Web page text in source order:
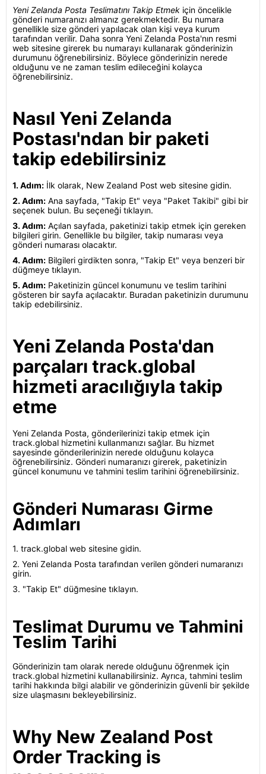
Yeni Zelanda Posta Teslimatını Takip Etmek için öncelikle
gönderi numaranızı almanız gerekmektedir. Bu numara
genellikle size gönderi yapılacak olan kişi veya kurum
tarafından verilir. Daha sonra Yeni Zelanda Posta'nın resmi
web sitesine girerek bu numarayı kullanarak gönderinizin
durumunu öğrenebilirsiniz. Böylece gönderinizin nerede
olduğunu ve ne zaman teslim edileceğini kolayca
öğrenebilirsiniz.
Nasıl Yeni Zelanda
Postası'ndan bir paketi
takip edebilirsiniz
1. Adım: İlk olarak, New Zealand Post web sitesine gidin.
2. Adım: Ana sayfada, "Takip Et" veya "Paket Takibi" gibi bir
seçenek bulun. Bu seçeneği tıklayın.
3. Adım: Açılan sayfada, paketinizi takip etmek için gereken
bilgileri girin. Genellikle bu bilgiler, takip numarası veya
gönderi numarası olacaktır.
4. Adım: Bilgileri girdikten sonra, "Takip Et" veya benzeri bir
düğmeye tıklayın.
5. Adım: Paketinizin güncel konumunu ve teslim tarihini
gösteren bir sayfa açılacaktır. Buradan paketinizin durumunu
takip edebilirsiniz.
Yeni Zelanda Posta'dan
parçaları track.global
hizmeti aracılığıyla takip
etme
Yeni Zelanda Posta, gönderilerinizi takip etmek için
track.global hizmetini kullanmanızı sağlar. Bu hizmet
sayesinde gönderilerinizin nerede olduğunu kolayca
öğrenebilirsiniz. Gönderi numaranızı girerek, paketinizin
güncel konumunu ve tahmini teslim tarihini öğrenebilirsiniz.
Gönderi Numarası Girme
Adımları
1. track.global web sitesine gidin.
2. Yeni Zelanda Posta tarafından verilen gönderi numaranızı
girin.
3. "Takip Et" düğmesine tıklayın.
Teslimat Durumu ve Tahmini
Teslim Tarihi
Gönderinizin tam olarak nerede olduğunu öğrenmek için
track.global hizmetini kullanabilirsiniz. Ayrıca, tahmini teslim
tarihi hakkında bilgi alabilir ve gönderinizin güvenli bir şekilde
size ulaşmasını bekleyebilirsiniz.
Why New Zealand Post
Order Tracking is